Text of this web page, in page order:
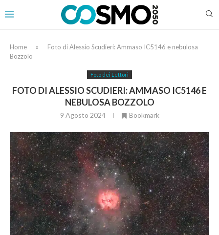
Home »
Foto di Alessio Scudieri: Ammaso IC5146 e nebulosa
Bozzolo
Foto dei Lettori
FOTO DI ALESSIO SCUDIERI: AMMASO IC5146 E
NEBULOSA BOZZOLO
9 Agosto 2024 Bookmark